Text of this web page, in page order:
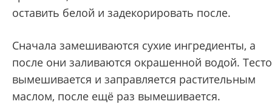
оставить белой и задекорировать после.
Сначала замешиваются сухие ингредиенты, а
после они заливаются окрашенной водой. Тесто
вымешивается и заправляется растительным
маслом, после ещё раз вымешивается.